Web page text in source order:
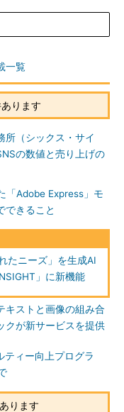
一覧
ります
所（シックス・サイ
の数値と売り上げの
「Adobe Express」モ
できること
たニーズ」を生成AI
」に新機能
キストと画像の組み合
が新サービスを提供
ティー向上プログラ
ります